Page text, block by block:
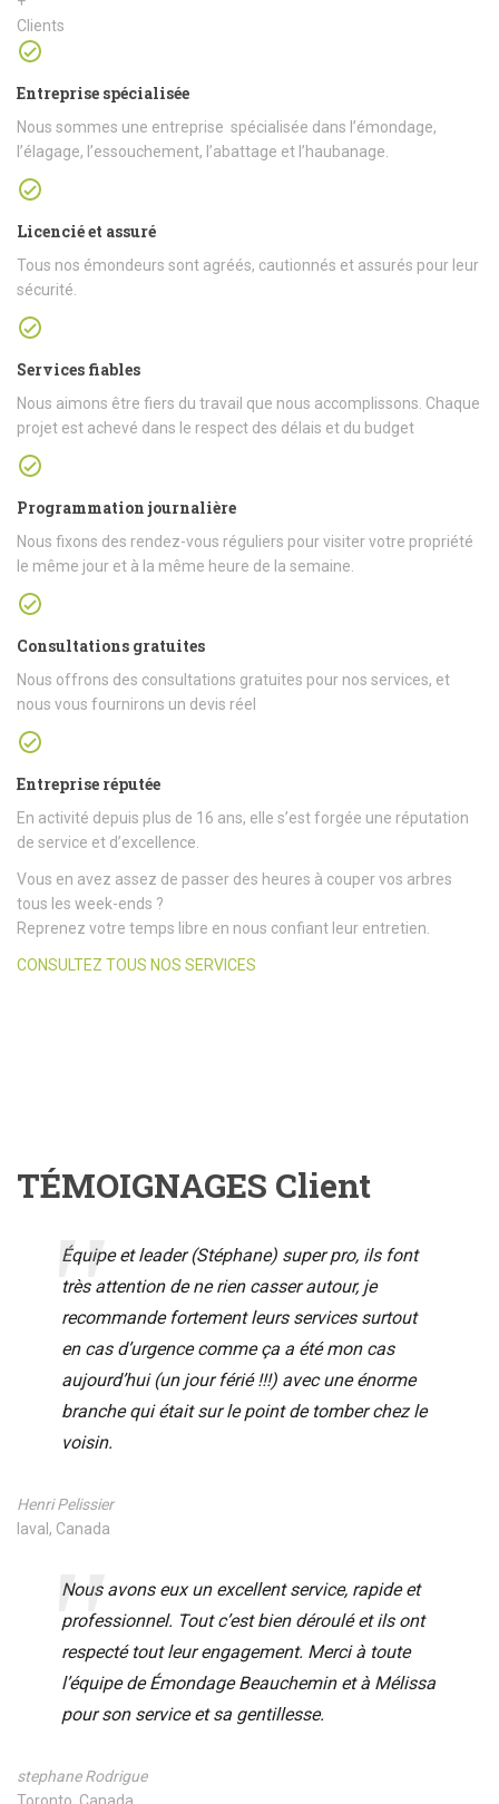
Clients
Entreprise spécialisée
Nous sommes une entreprise spécialisée dans l’émondage,
l’élagage, l’essouchement, l’abattage et l’haubanage.
Licencié et assuré
Tous nos émondeurs sont agréés, cautionnés et assurés pour leur
sécurité.
Services fiables
Nous aimons être fiers du travail que nous accomplissons. Chaque
projet est achevé dans le respect des délais et du budget
Programmation journalière
Nous fixons des rendez-vous réguliers pour visiter votre propriété
le même jour et à la même heure de la semaine.
Consultations gratuites
Nous offrons des consultations gratuites pour nos services, et
nous vous fournirons un devis réel
Entreprise réputée
En activité depuis plus de 16 ans, elle s’est forgée une réputation
de service et d’excellence.
Vous en avez assez de passer des heures à couper vos arbres
tous les week-ends ?
Reprenez votre temps libre en nous confiant leur entretien.
CONSULTEZ TOUS NOS SERVICES
TÉMOIGNAGES Client
Équipe et leader (Stéphane) super pro, ils font
très attention de ne rien casser autour, je
recommande fortement leurs services surtout
en cas d’urgence comme ça a été mon cas
aujourd’hui (un jour férié !!!) avec une énorme
branche qui était sur le point de tomber chez le
voisin.
Henri Pelissier
laval, Canada
Nous avons eux un excellent service, rapide et
professionnel. Tout c’est bien déroulé et ils ont
respecté tout leur engagement. Merci à toute
l’équipe de Émondage Beauchemin et à Mélissa
pour son service et sa gentillesse.
stephane Rodrigue